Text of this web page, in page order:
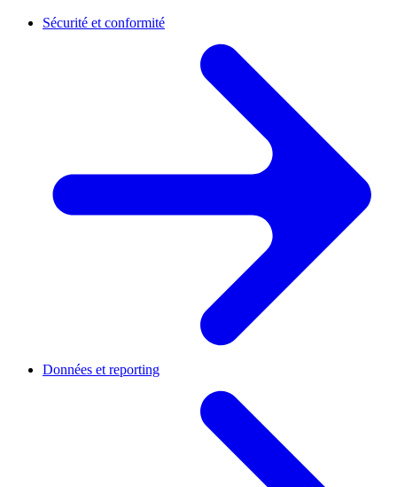
Sécurité et conformité
Données et reporting